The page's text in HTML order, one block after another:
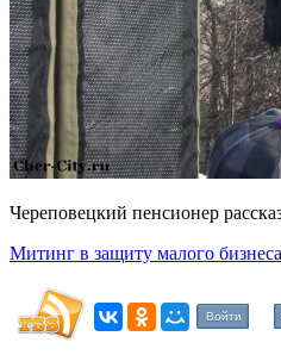
Череповецкий пенсионер
Митинг в защиту малого бизнеса
Войти